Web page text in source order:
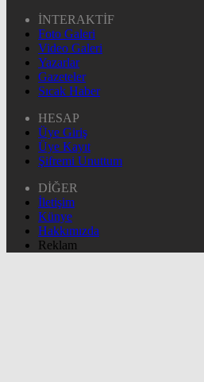
İNTERAKTİF
Foto Galeri
Video Galeri
Yazarlar
Gazeteler
Sıcak Haber
HESAP
Üye Giriş
Üye Kayıt
Şifremi Unuttum
DİĞER
İletişim
Künye
Hakkımızda
Reklam